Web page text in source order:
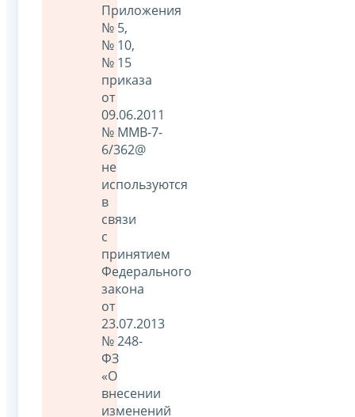
Приложения
№ 5,
№ 10,
№ 15
приказа
от
09.06.2011
№ ММВ-7-
6/362@
не
используются
в
связи
с
принятием
Федерального
закона
от
23.07.2013
№ 248-
ФЗ
«О
внесении
изменений